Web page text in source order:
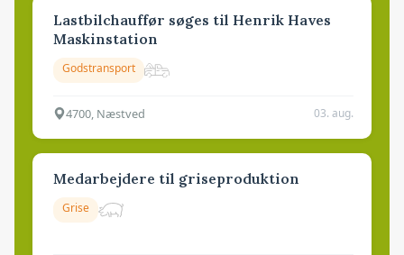
Lastbilchauffør søges til Henrik Haves
Maskinstation
Godstransport
4700, Næstved 03. aug.
Medarbejdere til griseproduktion
Grise